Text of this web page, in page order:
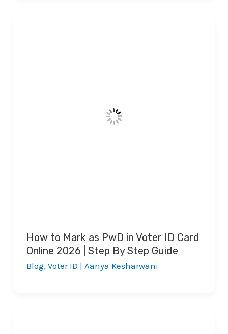
How to Mark as PwD in Voter ID Card
Online 2026 | Step By Step Guide
Blog, Voter ID | Aanya Kesharwani